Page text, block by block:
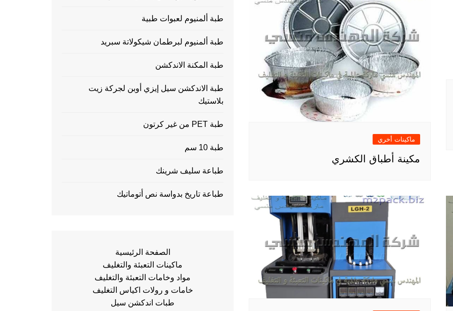
ماكينات أخري
مكينة أطباق الكشري
طبة ألمنيوم لعبوات طبية
طبة ألمنيوم لبرطمان شيكولاتة سبريد
طبة المكنة الاندكشن
طبة الاندكشن سيل إيزي أوبن لجركة زيت
بلاستيك
طبة PET من غير كرتون
طبة 10 سم
طباعة سليف شرينك
طباعة تاريخ بدواسة نص أتوماتيك
الصفحة الرئيسية
ماكينات التعبئة والتغليف
مواد وخامات التعبئة والتغليف
خامات و رولات اكياس التغليف
طبات اندكشن سيل